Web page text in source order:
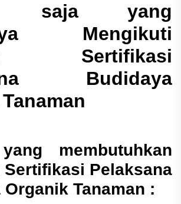
saja yang
Mengikuti
Sertifikasi
Budidaya
membutuhkan
Sertifikasi Pelaksana
Tanaman :